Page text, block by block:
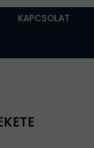
KAPCSOLAT